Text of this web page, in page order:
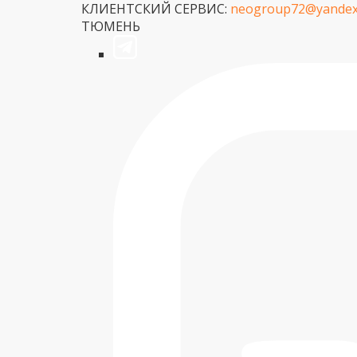
КЛИЕНТСКИЙ СЕРВИС:
ТЮМЕНЬ